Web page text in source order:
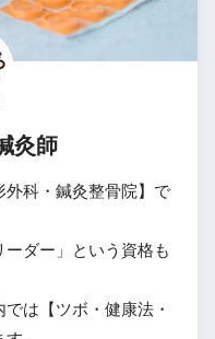
灸師
外科・鍼灸整骨院】で
ーダー」という資格も
は【ツボ・健康法・